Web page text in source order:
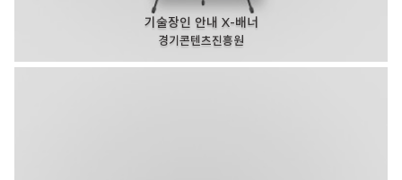
기술장인 안내 X-배너
경기콘텐츠진흥원